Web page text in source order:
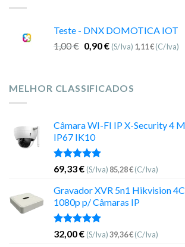
Teste - DNX DOMOTICA IOT
1,00€ 0,90€ (S/Iva) 1,11€(C/Iva)
MELHOR CLASSIFICADOS
Câmara WI-FI IP X-Security 4
IP67 IK10
Avaliação
5.00
de 5
69,33€ (S/Iva) 85,28€(C/Iva)
Gravador XVR 5n1 Hikvision
1080p p/ Câmaras IP
Avaliação
5.00
de 5
32,00€ (S/Iva)39,36€(C/Iva)